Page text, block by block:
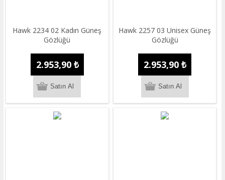
Hawk 2234 02 Kadın Güneş
Gözlüğü
2.953,90 ₺
Hawk 2257 03 Unisex Güneş
Gözlüğü
2.953,90 ₺